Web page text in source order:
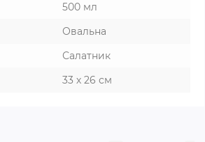
500 мл
Овальна
Салатник
33 х 26 см